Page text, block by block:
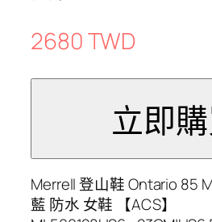
2680 TWD
Merrell 登山鞋 Ontario 85
藍 防水 女鞋 【ACS】